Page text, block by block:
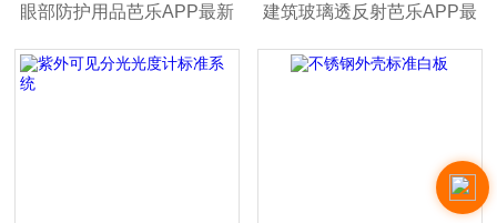
眼部防护用品芭乐APP最新
下载网站进入IOS大全测量
建筑玻璃透反射芭乐APP最
新下载网站进入IOS大全测